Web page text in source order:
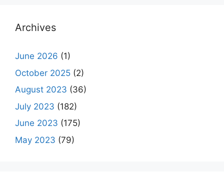
Archives
June 2026 (1)
October 2025 (2)
August 2023 (36)
July 2023 (182)
June 2023 (175)
May 2023 (79)